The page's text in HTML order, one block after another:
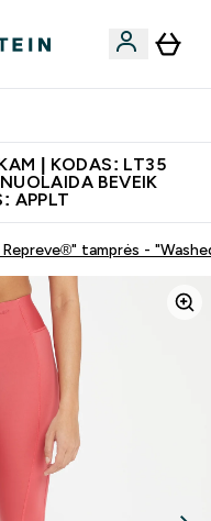
| KODAS: LT35
BEVEIK
APPLT
tamprės -